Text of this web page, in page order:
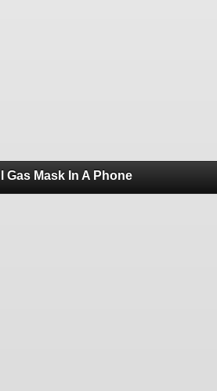
Gas Mask In A Phone